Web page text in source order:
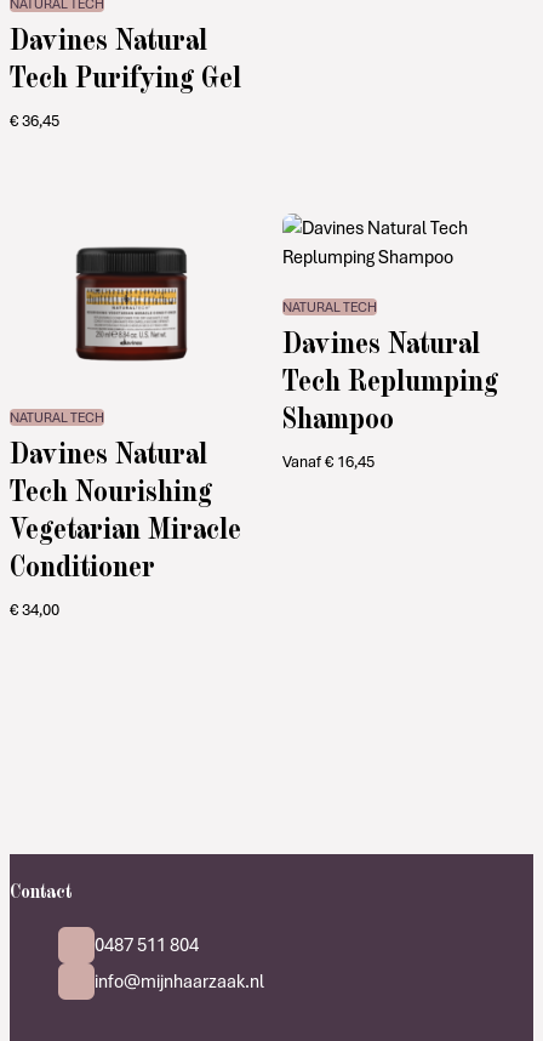
Davines Natural
Tech Purifying Gel
€36,45
NATURAL TECH
Davines Natural
Tech Nourishing
Vegetarian Miracle
Conditioner
€34,00
NATURAL TECH
Davines Natural
Tech Replumping
Shampoo
Vanaf€16,45
Contact
0487 511 804
info@mijnhaarzaak.nl